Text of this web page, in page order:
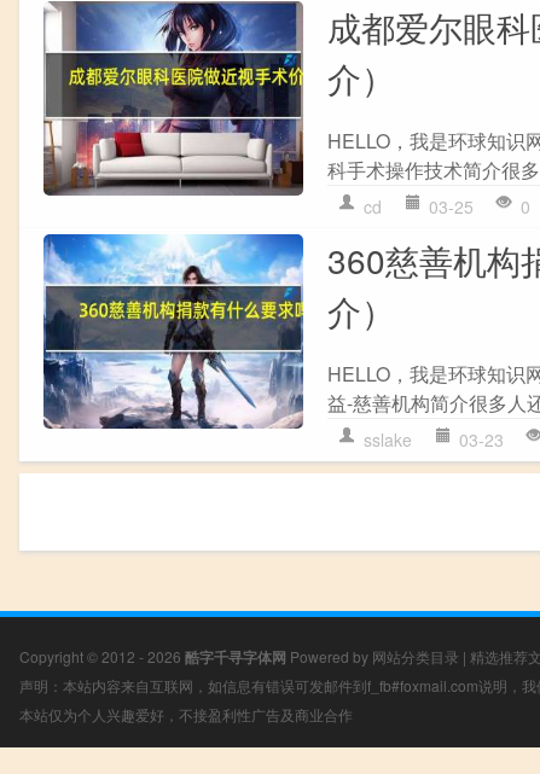
成都爱尔眼
介）
HELLO，我是环球知识
科手术操作技术简介很
cd 03-25 0
360慈善机构
介）
HELLO，我是环球知识
益-慈善机构简介很多人
sslake 03-23
Copyright © 2012 - 2026 酷字千寻字体网 Powered by 网站分类目录 | 精选推荐
声明：本站内容来自互联网，如信息有错误可发邮件到f_fb#foxmail.com说明，
本站仅为个人兴趣爱好，不接盈利性广告及商业合作